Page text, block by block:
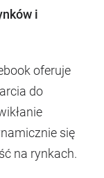
i
oferuje
do
się
na rynkach.